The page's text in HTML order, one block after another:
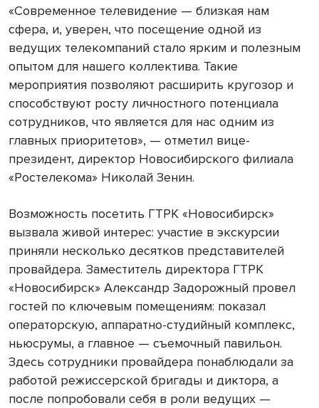
«Современное телевидение — близкая нам
сфера, и, уверен, что посещение одной из
ведущих телекомпаний стало ярким и полезным
опытом для нашего коллектива. Такие
мероприятия позволяют расширить кругозор и
способствуют росту личностного потенциала
сотрудников, что является для нас одним из
главных приоритетов», — отметил вице-
президент, директор Новосибирского филиала
«Ростелекома» Николай Зенин.
Возможность посетить ГТРК «Новосибирск»
вызвала живой интерес: участие в экскурсии
приняли несколько десятков представителей
провайдера. Заместитель директора ГТРК
«Новосибирск» Александр Задорожный провел
гостей по ключевым помещениям: показал
операторскую, аппаратно-студийный комплекс,
ньюсрумы, а главное — съемочный павильон.
Здесь сотрудники провайдера понаблюдали за
работой режиссерской бригады и диктора, а
после попробовали себя в роли ведущих —